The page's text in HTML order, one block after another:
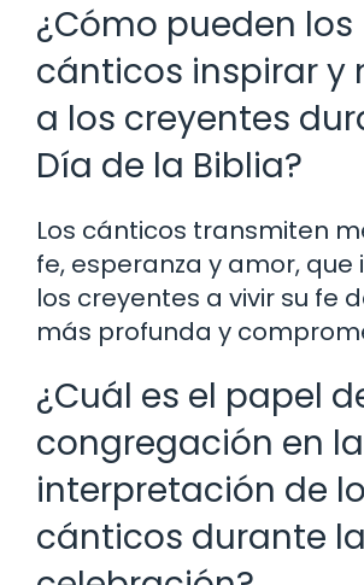
¿Cómo pueden los
cánticos inspirar y
a los creyentes
Día de la Biblia?
Los cánticos transmiten
fe, esperanza y amor, que
los creyentes a vivir su fe
más profunda y
¿Cuál es el papel
congregación en la
interpretación de
cánticos durante la